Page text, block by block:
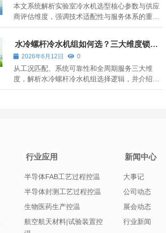
本文系统解析实验室冷水机选型核心参数与供应
商评估维度，强调技术适配性与服务体系的重要
性，并以无锡冠亚恒温为例说明专业厂商的差异
水冷螺杆冷水机组如何选？三大维度锁定
高适配方案
2026年6月12日 0
从工况匹配、系统可靠性和全周期服务三大维
度，解析水冷螺杆冷水机组选择逻辑，并介绍无
锡冠亚恒温的技术特点与适用场景。
行业应用
半导体FAB工艺过程控温
半导体封测工艺过程控温
生物医药生产控温
航空航天材料|试验装置控
新闻中心
大事记
公司动态
展会动态
行业新闻